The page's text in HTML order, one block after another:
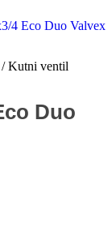
/ Kutni ventil
Duo